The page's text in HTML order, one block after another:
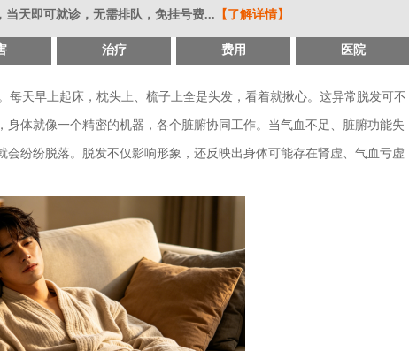
天即可就诊，无需排队，免挂号费... 【了解详情】
治疗 费用 医院
每天早上起床，枕头上、梳子上全是头发，看着就揪心。这异常脱发可不
体就像一个精密的机器，各个脏腑协同工作。当气血不足、脏腑功能失
纷纷脱落。脱发不仅影响形象，还反映出身体可能存在肾虚、气血亏虚